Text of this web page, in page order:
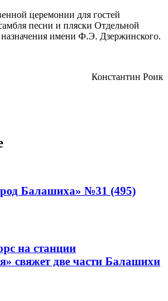
церемонии для гостей
песни и пляски Отдельной
имени Ф.Э. Дзержинского.
Константин Роик
Балашиха» №31 (495)
на станции
свяжет две части Балашихи